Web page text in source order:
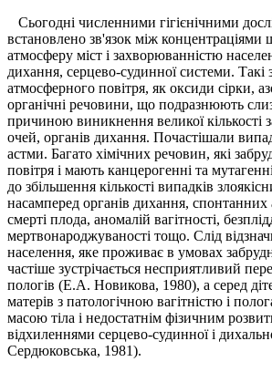
Сьогодні численними гігієнічними
встановлено зв'язок між концентраціями
атмосферу міст і захворюванністю
дихання, серцево-судинної системи. Такі
атмосферного повітря, як оксиди сірки,
органічні речовини, що подразнюють
причиною виникнення великої кількості
очей, органів дихання. Почастішали
астми. Багато хімічних речовин, які
повітря і мають канцерогенні та
до збільшення кількості випадків
насамперед органів дихання, спонтанних
смерті плода, аномалій вагітності,
мертвонароджуваності тощо. Слід
населення, яке проживає в умовах
частіше зустрічається несприятливий
пологів (Е.А. Новикова, 1980), а серед
матерів з патологічною вагітністю і
масою тіла і недостатнім фізичним
відхиленнями серцево-судинної і
Сердюковська, 1981).